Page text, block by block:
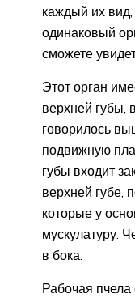
каждый их вид,
одинаковый
сможете
Этот орган
верхней губы,
говорилось
подвижную
губы входит
верхней губе,
которые у
мускулатуру.
в бока.
Рабочая